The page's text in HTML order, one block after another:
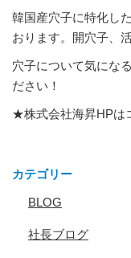
韓国産穴子に特化し
おります。開穴子、
穴子について気にな
ださい！
★株式会社海昇HP
カテゴリー
BLOG
社長ブログ